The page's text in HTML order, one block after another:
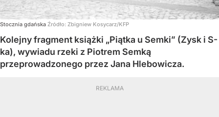
Stocznia gdańska Źródło: Zbigniew Kosycarz/KFP
Kolejny fragment książki „Piątka u Semki” (Zysk i S-
ka), wywiadu rzeki z Piotrem Semką
przeprowadzonego przez Jana Hlebowicza.